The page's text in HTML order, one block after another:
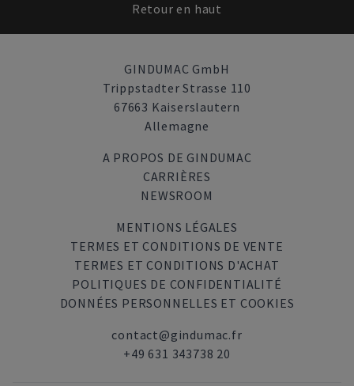
Retour en haut
GINDUMAC GmbH
Trippstadter Strasse 110
67663 Kaiserslautern
Allemagne
A PROPOS DE GINDUMAC
CARRIÈRES
NEWSROOM
MENTIONS LÉGALES
TERMES ET CONDITIONS DE VENTE
TERMES ET CONDITIONS D'ACHAT
POLITIQUES DE CONFIDENTIALITÉ
DONNÉES PERSONNELLES ET COOKIES
contact@gindumac.fr
+49 631 343738 20